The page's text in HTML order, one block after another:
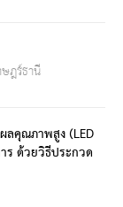
ฎร์ธานี
ลคุณภาพสูง (LED
ด้วยวิธีประกวด